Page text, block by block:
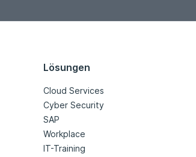
Lösungen
Cloud Services
Cyber Security
SAP
Workplace
IT-Training